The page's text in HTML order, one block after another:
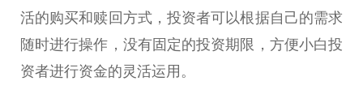
活的购买和赎回方式，投资者可以根据自己的需求
随时进行操作，没有固定的投资期限，方便小白投
资者进行资金的灵活运用。